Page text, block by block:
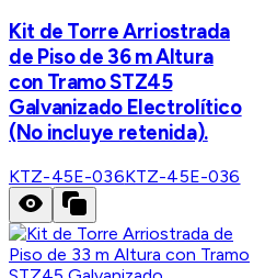
Kit de Torre Arriostrada
de Piso de 36 m Altura
con Tramo STZ45
Galvanizado Electrolítico
(No incluye retenida).
KTZ-45E-036KTZ-45E-036